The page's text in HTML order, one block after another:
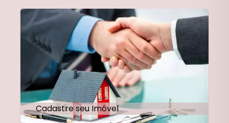
Cadastre seu Imóvel